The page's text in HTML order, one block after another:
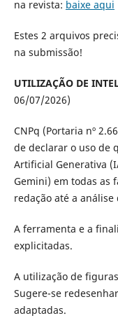
na revista: baixe aqui
Estes 2 arquivos
na submissão!
UTILIZAÇÃO DE
06/07/2026)
CNPq (Portaria nº
de declarar o uso de
Artificial Generativa
Gemini) em todas as
redação até a análise
A ferramenta e a
explicitadas.
A utilização de
Sugere-se
adaptadas.